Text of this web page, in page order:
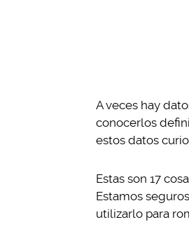
A veces hay
conocerlos
estos datos
Estas son 17
Estamos
utilizarlo para